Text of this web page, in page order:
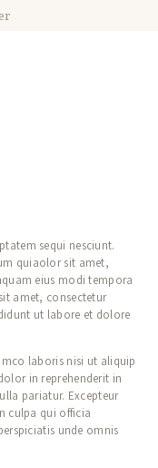
sequi nesciunt.
quiaolor sit amet,
eius modi tempora
amet, consectetur
ut labore et dolore
laboris nisi ut aliquip
in reprehenderit in
pariatur. Excepteur
culpa qui officia
unde omnis